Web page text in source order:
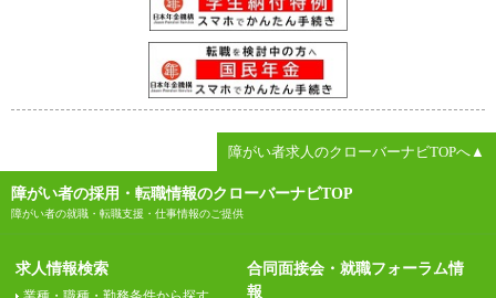
障がい者求人のクローバーナビTOPへ▲
障がい者の採用・転職情報のクローバーナビTOP
障がい者の就職・転職支援・仕事情報のご提供
求人情報検索
合同面接会・就職フォーラム情
報